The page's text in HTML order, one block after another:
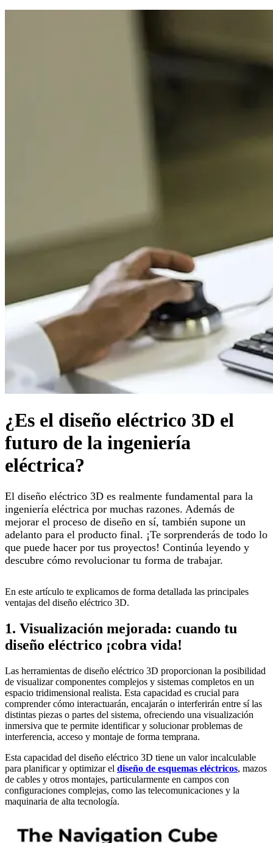
¿Es el diseño eléctrico 3D el
futuro de la ingeniería
eléctrica?
El diseño eléctrico 3D es realmente fundamental para la
ingeniería eléctrica por muchas razones. Además de
mejorar el proceso de diseño en sí, también supone un
adelanto para el producto final. ¡Te sorprenderás de todo lo
que puede hacer por tus proyectos! Continúa leyendo y
descubre cómo revolucionar tu forma de trabajar.
En este artículo te explicamos de forma detallada las principales
ventajas del diseño eléctrico 3D.
1. Visualización mejorada: cuando tu
diseño eléctrico ¡cobra vida!
Las herramientas de diseño eléctrico 3D proporcionan la posibilidad
de visualizar componentes complejos y sistemas completos en un
espacio tridimensional realista. Esta capacidad es crucial para
comprender cómo interactuarán, encajarán o interferirán entre sí las
distintas piezas o partes del sistema, ofreciendo una visualización
inmersiva que te permite identificar y solucionar problemas de
interferencia, acceso y montaje de forma temprana.
Esta capacidad del diseño eléctrico 3D tiene un valor incalculable
para planificar y optimizar el diseño de esquemas eléctricos, mazos
de cables y otros montajes, particularmente en campos con
configuraciones complejas, como las telecomunicaciones y la
maquinaria de alta tecnología.